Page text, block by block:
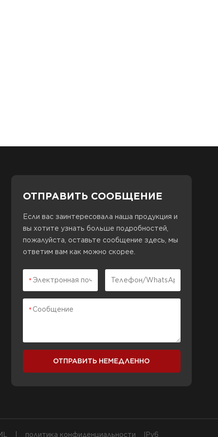
ОТПРАВИТЬ СООБЩЕНИЕ
Если вас заинтересовала наша продукция и
вы хотите узнать больше подробностей,
пожалуйста, оставьте сообщение здесь, мы
ответим вам как можно скорее.
ОТПРАВИТЬ НЕМЕДЛЕННО
политика конфиденциальности IPv6